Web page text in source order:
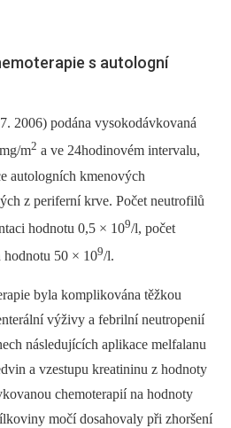
s autologní
2006) podána vysokodávkovaná
m2 a ve 24hodinovém intervalu,
autologních kmenových
z periferní krve. Počet neutrofilů
hodnotu 0,5 × 109/l, počet
hodnotu 50 × 109/l.
byla komplikována těžkou
výživy a febrilní neutropenií
následujících aplikace melfalanu
a vzestupu kreatininu z hodnoty
chemoterapií na hodnoty
močí dosahovaly při zhoršení